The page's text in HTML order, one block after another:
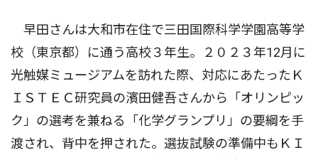
早田さんは大和市在住で三田国際科学学園高等学
校（東京都）に通う高校３年生。２０２３年12月に
光触媒ミュージアムを訪れた際、対応にあたったＫ
ＩＳＴＥＣ研究員の濱田健吾さんから「オリンピッ
ク」の選考を兼ねる「化学グランプリ」の要綱を手
渡され、背中を押された。選抜試験の準備中もＫＩ